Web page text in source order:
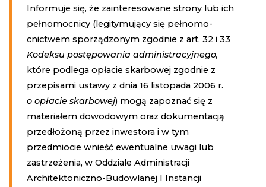
Informuje się, że zainteresowane strony lub ich
pełnomocnicy (legitymujący się pełnomo­
cnictwem sporządzonym zgodnie z art. 32 i 33
Kodeksu postępowania administracyjnego,
które podlega opłacie skarbowej zgodnie z
przepisami ustawy z dnia 16 listopada 2006 r.
o opłacie skarbowej) mogą zapoznać się z
materiałem dowodowym oraz dokumentacją
przedłożoną przez inwestora i w tym
przedmiocie wnieść ewentualne uwagi lub
zastrzeżenia, w Oddziale Administracji
Architektoniczno-Budowlanej I Instancji